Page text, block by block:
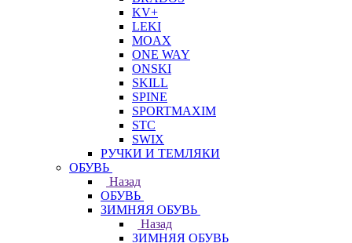
KV+
LEKI
MOAX
ONE WAY
ONSKI
SKILL
SPINE
SPORTMAXIM
STC
SWIX
РУЧКИ И ТЕМЛЯКИ
ОБУВЬ
Назад
ОБУВЬ
ЗИМНЯЯ ОБУВЬ
Назад
ЗИМНЯЯ ОБУВЬ